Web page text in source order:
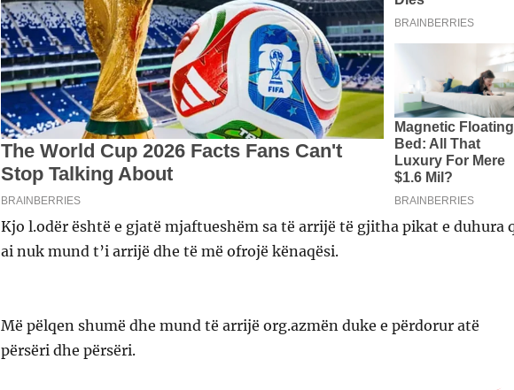
Kjo l.odër është e gjatë mjaftueshëm sa të arrijë të gjitha pikat e duhura
ai nuk mund t’i arrijë dhe të më ofrojë kënaqësi.
Më pëlqen shumë dhe mund të arrijë org.azmën duke e përdorur atë
përsëri dhe përsëri.